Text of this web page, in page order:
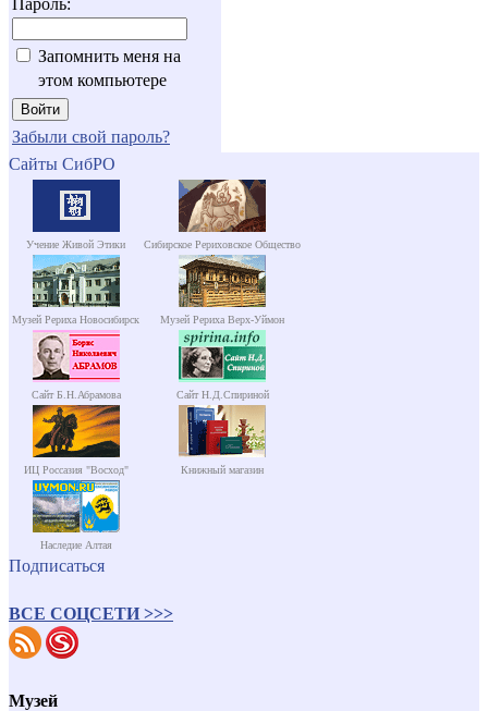
Запомнить меня на
этом компьютере
Забыли свой пароль?
Сайты СибРО
Учение Живой Этики Сибирское Рериховское Общество
Музей Рериха Новосибирск Музей Рериха Верх-Уймон
Сайт Б.Н.Абрамова Сайт Н.Д.Спириной
ИЦ Россазия "Восход" Книжный магазин
Наследие Алтая
Подписаться
ВСЕ СОЦСЕТИ >>>
Музей